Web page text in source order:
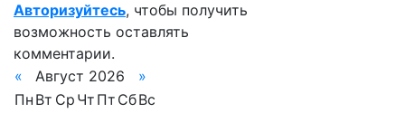
Авторизуйтесь, чтобы получить
возможность оставлять
комментарии.
«
Август 2026
»
Пн Вт Ср Чт Пт СбВс